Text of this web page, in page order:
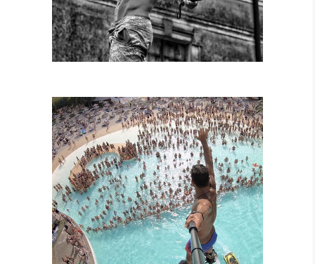
SPETTACOLI IN
PISCINA